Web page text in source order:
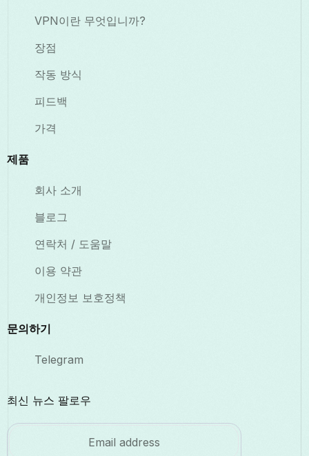
VPN이란 무엇입니까?
장점
작동 방식
피드백
가격
제품
회사 소개
블로그
연락처 / 도움말
이용 약관
개인정보 보호정책
문의하기
Telegram
최신 뉴스 팔로우